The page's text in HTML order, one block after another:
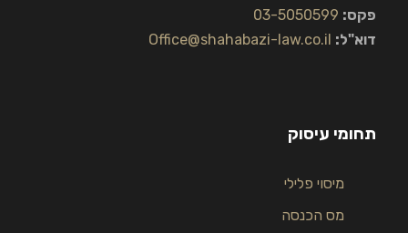
פקס: 03-5050599
דוא"ל: Office@shahabazi-law.co.il
תחומי עיסוק
מיסוי פלילי
מס הכנסה